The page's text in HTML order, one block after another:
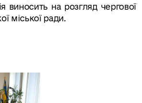
виносить на розгляд чергової
міської ради.